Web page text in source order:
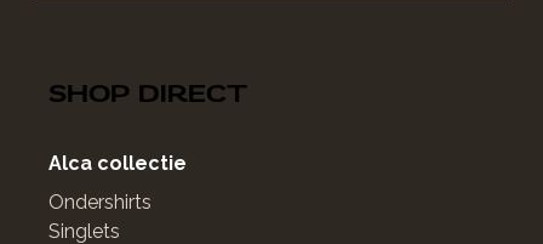
SHOP DIRECT
Alca collectie
Ondershirts
Singlets